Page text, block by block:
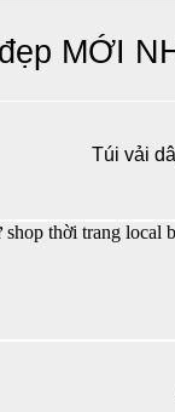
MỚI
Túi vải